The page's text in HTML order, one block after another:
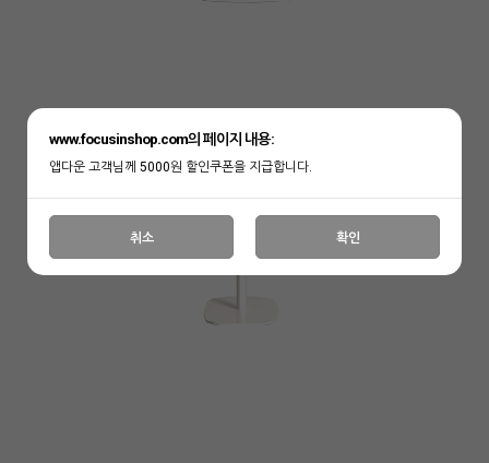
www.focusinshop.com의 페이지 내용:
앱다운 고객님께 5000원 할인쿠폰을 지급합니다.
취소 확인